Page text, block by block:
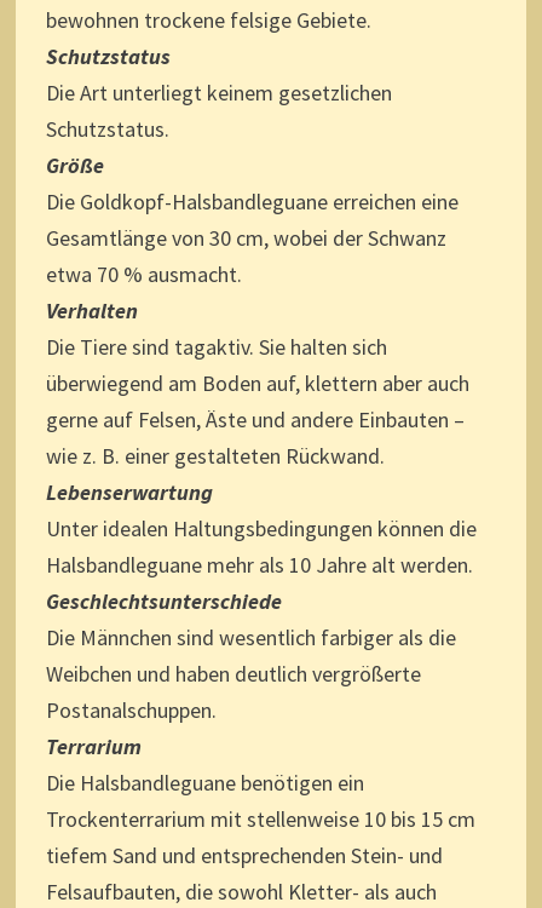
bewohnen trockene felsige Gebiete.
Schutzstatus
Die Art unterliegt keinem gesetzlichen
Schutzstatus.
Größe
Die Goldkopf-Halsbandleguane erreichen eine
Gesamtlänge von 30 cm, wobei der Schwanz
etwa 70 % ausmacht.
Verhalten
Die Tiere sind tagaktiv. Sie halten sich
überwiegend am Boden auf, klettern aber auch
gerne auf Felsen, Äste und andere Einbauten –
wie z. B. einer gestalteten Rückwand.
Lebenserwartung
Unter idealen Haltungsbedingungen können die
Halsbandleguane mehr als 10 Jahre alt werden.
Geschlechtsunterschiede
Die Männchen sind wesentlich farbiger als die
Weibchen und haben deutlich vergrößerte
Postanalschuppen.
Terrarium
Die Halsbandleguane benötigen ein
Trockenterrarium mit stellenweise 10 bis 15 cm
tiefem Sand und entsprechenden Stein- und
Felsaufbauten, die sowohl Kletter- als auch